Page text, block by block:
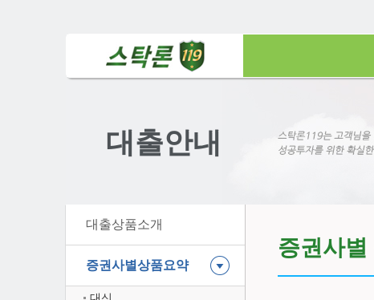
대출안내
대출상품소개
증권사별상품요약
증권사별